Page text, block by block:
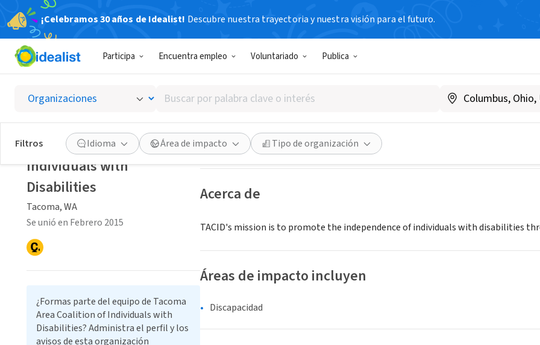
¡Celebramos 30 años de Idealist! Descubre nuestra trayectoria y nuestra visión para el futuro.
Participa Encuentra empleo Voluntariado Publica
Buscar
por
palabra
clave
o
interés
Filtros Idioma Área de impacto Tipo de organización
Tacoma Area Coalition of
Tacoma, WA |www.tacid.org
Guardar Compartir
Acerca de
TACID's mission is to promote the independence of individuals with disabilities
Áreas de impacto incluyen
Discapacidad
Tacoma Area Coalition of
Individuals with
Disabilities
Tacoma, WA
Se unió en Febrero 2015
¿Formas parte del equipo de Tacoma
Area Coalition of Individuals with
Disabilities? Administra el perfil y los
avisos de esta organización